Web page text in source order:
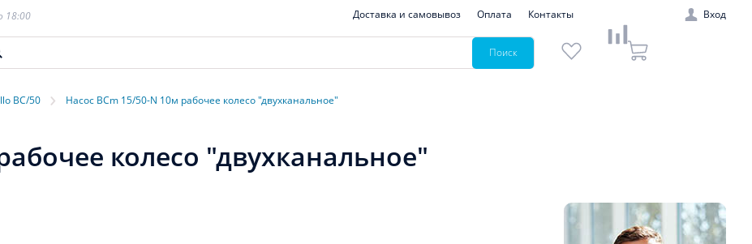
18:00 Доставка и самовывоз Оплата Контакты Вход
Поиск
BC/50 › Насос BCm 15/50-N 10м рабочее колесо "двухканальное"
колесо "двухканальное"